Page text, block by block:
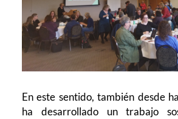
En este sentido, también desde
ha desarrollado un trabajo